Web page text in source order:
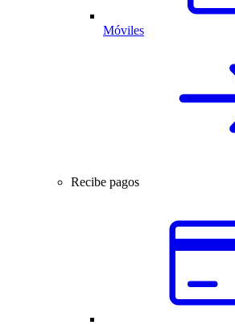
Móviles
Recibe pagos